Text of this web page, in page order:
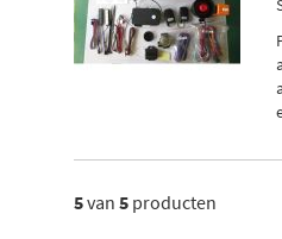
5van 5 producten